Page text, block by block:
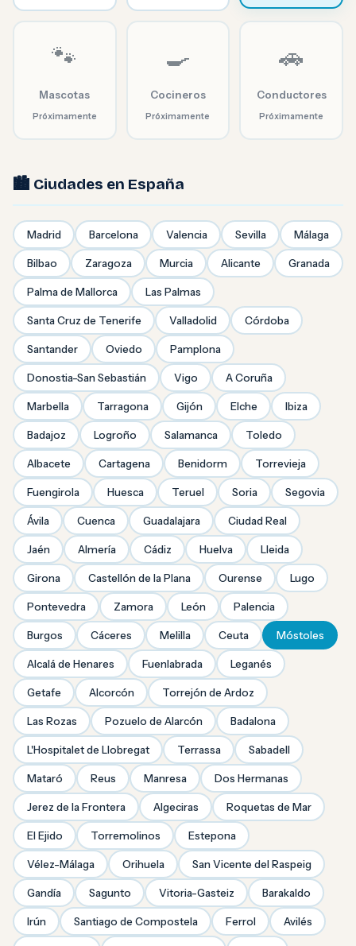
🐾
Mascotas
Próximamente
🍳
Cocineros
Próximamente
🚗
Conductores
Próximamente
🏙️ Ciudades en España
Madrid Barcelona Valencia Sevilla Málaga
Bilbao Zaragoza Murcia Alicante Granada
Palma de Mallorca Las Palmas
Santa Cruz de Tenerife Valladolid Córdoba
Santander Oviedo Pamplona
Donostia-San Sebastián Vigo A Coruña
Marbella Tarragona Gijón Elche Ibiza
Badajoz Logroño Salamanca Toledo
Albacete Cartagena Benidorm Torrevieja
Fuengirola Huesca Teruel Soria Segovia
Ávila Cuenca Guadalajara Ciudad Real
Jaén Almería Cádiz Huelva Lleida
Girona Castellón de la Plana Ourense Lugo
Pontevedra Zamora León Palencia
Burgos Cáceres Melilla Ceuta Móstoles
Alcalá de Henares Fuenlabrada Leganés
Getafe Alcorcón Torrejón de Ardoz
Las Rozas Pozuelo de Alarcón Badalona
L'Hospitalet de Llobregat Terrassa Sabadell
Mataró Reus Manresa Dos Hermanas
Jerez de la Frontera Algeciras Roquetas de Mar
El Ejido Torremolinos Estepona
Vélez-Málaga Orihuela San Vicente del Raspeig
Gandía Sagunto Vitoria-Gasteiz Barakaldo
Irún Santiago de Compostela Ferrol Avilés